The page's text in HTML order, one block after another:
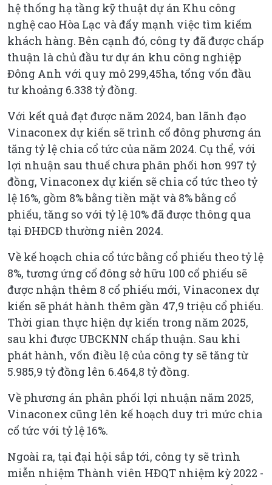
hệ thống hạ tầng kỹ thuật dự án Khu công
nghệ cao Hòa Lạc và đẩy mạnh việc tìm kiếm
khách hàng. Bên cạnh đó, công ty đã được chấp
thuận là chủ đầu tư dự án khu công nghiệp
Đông Anh với quy mô 299,45ha, tổng vốn đầu
tư khoảng 6.338 tỷ đồng.
Với kết quả đạt được năm 2024, ban lãnh đạo
Vinaconex dự kiến sẽ trình cổ đông phương án
tăng tỷ lệ chia cổ tức của năm 2024. Cụ thể, với
lợi nhuận sau thuế chưa phân phối hơn 997 tỷ
đồng, Vinaconex dự kiến sẽ chia cổ tức theo tỷ
lệ 16%, gồm 8% bằng tiền mặt và 8% bằng cổ
phiếu, tăng so với tỷ lệ 10% đã được thông qua
tại ĐHĐCĐ thường niên 2024.
Về kế hoạch chia cổ tức bằng cổ phiếu theo tỷ lệ
8%, tương ứng cổ đông sở hữu 100 cổ phiếu sẽ
được nhận thêm 8 cổ phiếu mới, Vinaconex dự
kiến sẽ phát hành thêm gần 47,9 triệu cổ phiếu.
Thời gian thực hiện dự kiến trong năm 2025,
sau khi được UBCKNN chấp thuận. Sau khi
phát hành, vốn điều lệ của công ty sẽ tăng từ
5.985,9 tỷ đồng lên 6.464,8 tỷ đồng.
Về phương án phân phối lợi nhuận năm 2025,
Vinaconex cũng lên kế hoạch duy trì mức chia
cổ tức với tỷ lệ 16%.
Ngoài ra, tại đại hội sắp tới, công ty sẽ trình
miễn nhiệm Thành viên HĐQT nhiệm kỳ 2022 -